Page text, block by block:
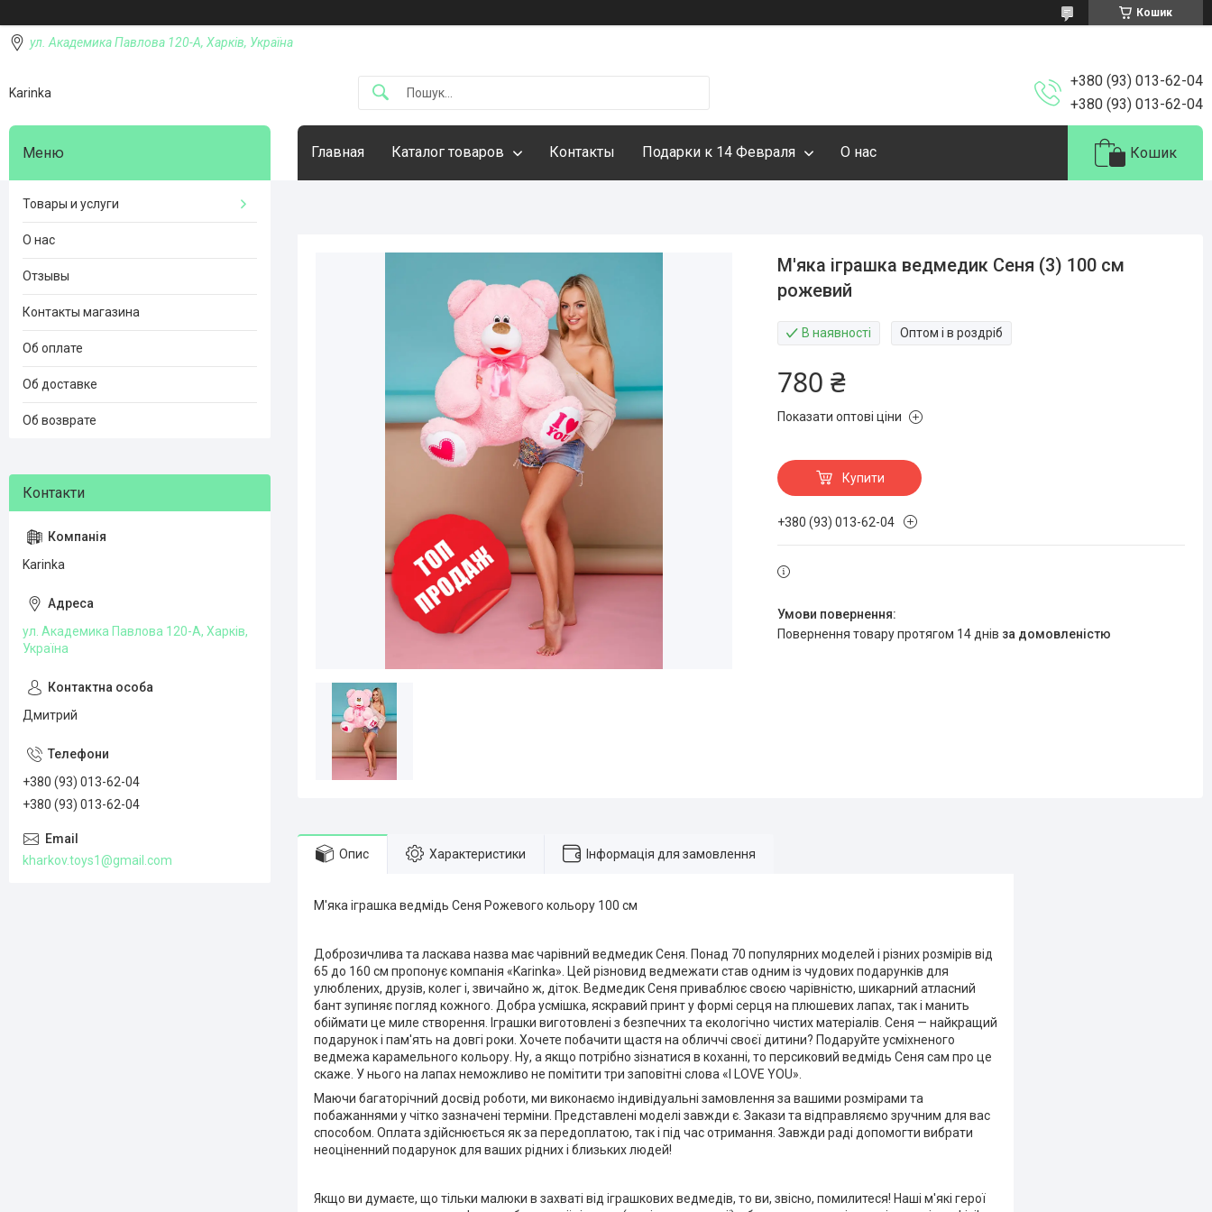
Кошик
ул. Академика Павлова 120-А, Харків, Україна
Karinka
+380 (93) 013-62-04
+380 (93) 013-62-04
Главная Каталог товаров Контакты Подарки к 14 Февраля О нас Кошик
М'яка іграшка ведмедик Сеня (3) 100 см
рожевий
В наявності Оптом і в роздріб
780 ₴
Показати оптові ціни
Купити
+380 (93) 013-62-04
повернення товару протягом 14 днів за домовленістю
Опис Характеристики Інформація для замовлення
М'яка іграшка ведмідь Сеня Рожевого кольору 100 см
Доброзичлива та ласкава назва має чарівний ведмедик Сеня. Понад 70 популярних моделей і різних розмірів від
65 до 160 см пропонує компанія «Karinka». Цей різновид ведмежати став одним із чудових подарунків для
улюблених, друзів, колег і, звичайно ж, діток. Ведмедик Сеня приваблює своєю чарівністю, шикарний атласний
бант зупиняє погляд кожного. Добра усмішка, яскравий принт у формі серця на плюшевих лапах, так і манить
обіймати це миле створення. Іграшки виготовлені з безпечних та екологічно чистих матеріалів. Сеня — найкращий
подарунок і пам'ять на довгі роки. Хочете побачити щастя на обличчі своєї дитини? Подаруйте усміхненого
ведмежа карамельного кольору. Ну, а якщо потрібно зізнатися в коханні, то персиковий ведмідь Сеня сам про це
скаже. У нього на лапах неможливо не помітити три заповітні слова «I LOVE YOU».
Маючи багаторічний досвід роботи, ми виконаємо індивідуальні замовлення за вашими розмірами та
побажаннями у чітко зазначені терміни. Представлені моделі завжди є. Закази та відправляємо зручним для вас
способом. Оплата здійснюється як за передоплатою, так і під час отримання. Завжди раді допомогти вибрати
неоціненний подарунок для ваших рідних і близьких людей!
Якщо ви думаєте, що тільки малюки в захваті від іграшкових ведмедів, то ви, звісно, помилитеся! Наші м'які герої
Товары и услуги
О нас
Отзывы
Контакты магазина
Об оплате
Об доставке
Об возврате
Karinka
ул. Академика Павлова 120-А, Харків,
Україна
Дмитрий
+380 (93) 013-62-04
+380 (93) 013-62-04
kharkov.toys1@gmail.com